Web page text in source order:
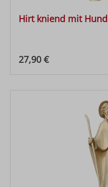
Hirt kniend mit Hund
Regulärer Preis:
27,90 €